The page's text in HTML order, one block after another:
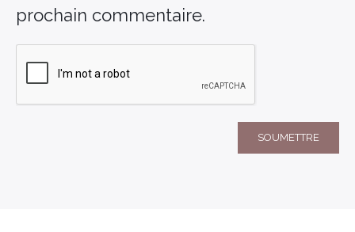
prochain commentaire.